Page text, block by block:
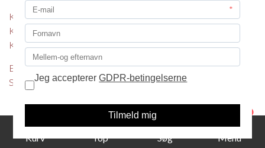
KG Camping
Kundeklub
Konkurrence juni 26
Eriba - oprydningssalg -
Spar op til kr. 48.400,-
inspiration.
Det skal være rart og
hyggeligt at komme hos os,
og vi glæder os til at se dig.
Kurv Top Søg Menu